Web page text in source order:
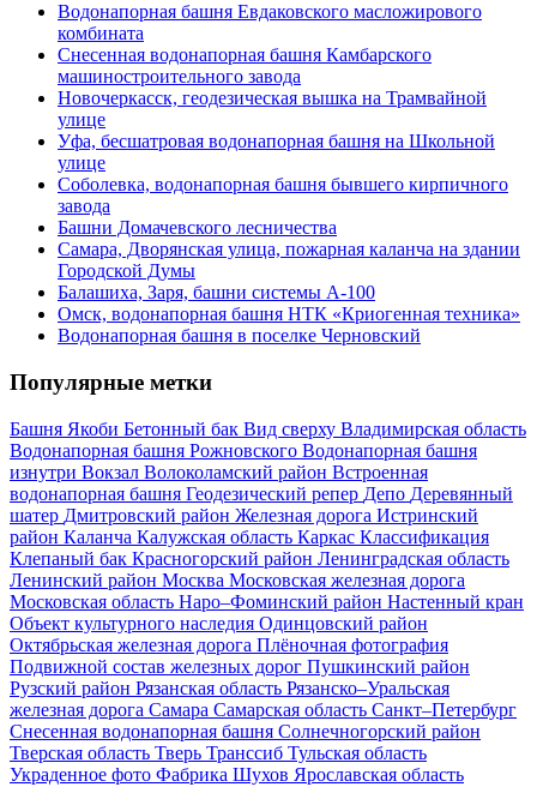
Водонапорная башня Евдаковского масложирового
комбината
Снесенная водонапорная башня Камбарского
машиностроительного завода
Новочеркасск, геодезическая вышка на Трамвайной
улице
Уфа, бесшатровая водонапорная башня на Школьной
улице
Соболевка, водонапорная башня бывшего кирпичного
завода
Башни Домачевского лесничества
Самара, Дворянская улица, пожарная каланча на здании
Городской Думы
Балашиха, Заря, башни системы А-100
Омск, водонапорная башня НТК «Криогенная техника»
Водонапорная башня в поселке Черновский
Популярные метки
Башня Якоби Бетонный бак Вид сверху Владимирская область
Водонапорная башня Рожновского Водонапорная башня
изнутри Вокзал Волоколамский район Встроенная
водонапорная башня Геодезический репер Депо Деревянный
шатер Дмитровский район Железная дорога Истринский
район Каланча Калужская область Каркас Классификация
Клепаный бак Красногорский район Ленинградская область
Ленинский район Москва Московская железная дорога
Московская область Наро–Фоминский район Настенный кран
Объект культурного наследия Одинцовский район
Октябрьская железная дорога Плёночная фотография
Подвижной состав железных дорог Пушкинский район
Рузский район Рязанская область Рязанско–Уральская
железная дорога Самара Самарская область Санкт–Петербург
Снесенная водонапорная башня Солнечногорский район
Тверская область Тверь Транссиб Тульская область
Украденное фото Фабрика Шухов Ярославская область